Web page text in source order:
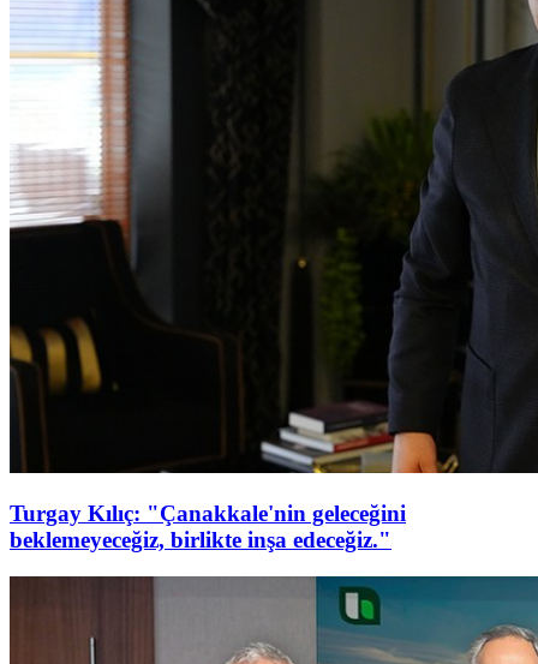
Turgay Kılıç: "Çanakkale'nin geleceğini
beklemeyeceğiz, birlikte inşa edeceğiz."